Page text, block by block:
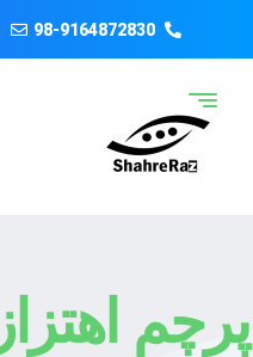
98-9164872830
پرچم اهتزاز